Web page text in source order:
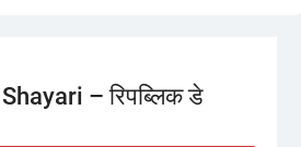
– रिपब्लिक डे